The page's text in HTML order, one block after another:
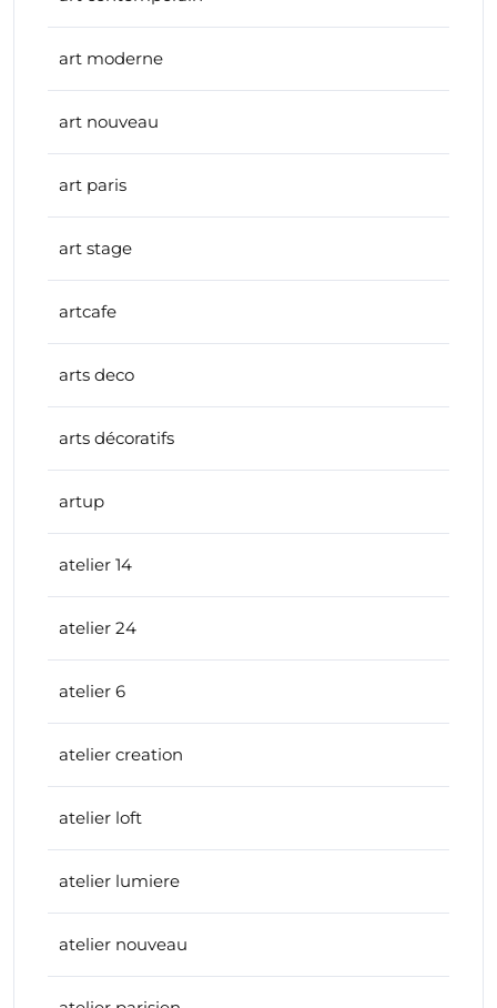
art moderne
art nouveau
art paris
art stage
artcafe
arts deco
arts décoratifs
artup
atelier 14
atelier 24
atelier 6
atelier creation
atelier loft
atelier lumiere
atelier nouveau